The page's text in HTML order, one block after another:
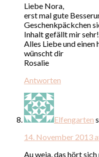
Liebe Nora,
erst mal gute
Geschenkpäckchen
Inhalt gefällt mir
Alles Liebe und
wünscht dir
Rosalie
Antworten
Elfengarten
14. November 2013
Au weia, das hört